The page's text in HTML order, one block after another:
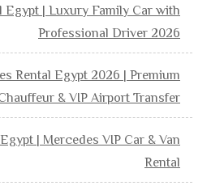
Egypt | Luxury Family Car with
Professional Driver 2026
Rental Egypt 2026 | Premium
& VIP Airport Transfer
| Mercedes VIP Car & Van
Rental